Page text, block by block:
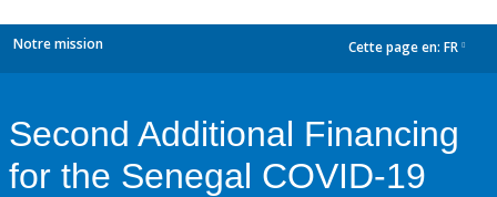
Notre mission Cette page en: FR
Second Additional Financing
for the Senegal COVID-19